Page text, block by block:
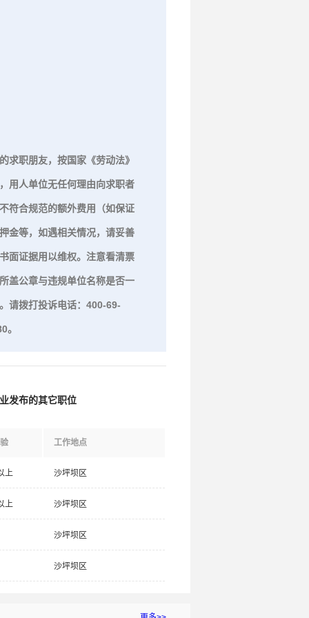
求职朋友，按国家《劳动法》
用人单位无任何理由向求职者
符合规范的额外费用（如保证
金等，如遇相关情况，请妥善
面证据用以维权。注意看清票
盖公章与违规单位名称是否一
请拨打投诉电话：400-69-
。
发布的其它职位
工作地点
上 沙坪坝区
上 沙坪坝区
沙坪坝区
沙坪坝区